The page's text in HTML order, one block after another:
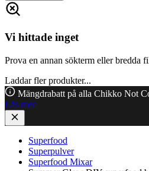
Vi hittade inget
Prova en annan sökterm eller bredda
Laddar fler produkter...
Mängdrabatt på alla Chikko Not
Läs mer
Superfood
Superpulver
Superfood Mixar